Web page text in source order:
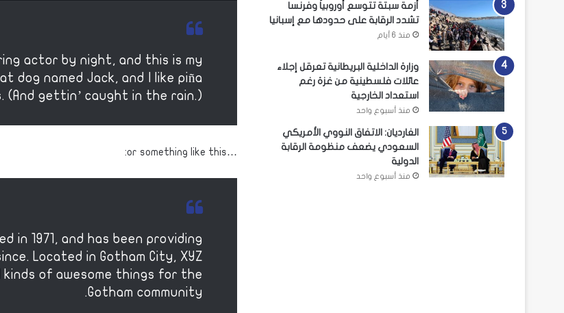
actor by night, and this is my
dog named Jack, and I like piña
(And gettin’ caught in the rain.)
…or something like this:
in 1971, and has been providing
Located in Gotham City, XYZ
kinds of awesome things for the
Gotham community.
أزمة سبتة تتوسع أوروبياً وفرنسا
تشدد الرقابة على حدودها مع إسبانيا
منذ 6 أيام
وزارة الداخلية البريطانية تعرقل إجلاء
عائلات فلسطينية من غزة رغم
استعداد الخارجية
منذ أسبوع واحد
الغارديان: الاتفاق النووي الأمريكي
السعودي يضعف منظومة الرقابة
الدولية
منذ أسبوع واحد